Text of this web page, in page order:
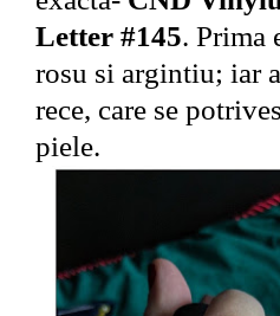
Letter #145. Prima
rosu si argintiu; iar
rece, care se
piele.